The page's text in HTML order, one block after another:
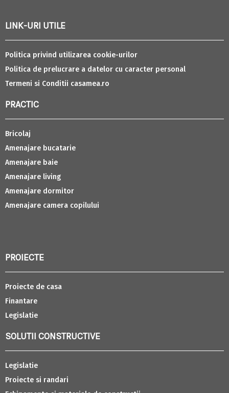
LINK-URI UTILE
Politica privind utilizarea cookie-urilor
Politica de prelucrare a datelor cu caracter personal
Termeni si Conditii casamea.ro
PRACTIC
Bricolaj
Amenajare bucatarie
Amenajare baie
Amenajare living
Amenajare dormitor
Amenajare camera copilului
PROIECTE
Proiecte de casa
Finantare
Legislatie
SOLUTII CONSTRUCTIVE
Legislatie
Proiecte si randari